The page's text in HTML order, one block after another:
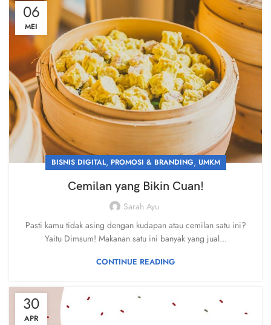
06
MEI
BISNIS DIGITAL, PROMOSI & BRANDING, UMKM
Cemilan yang Bikin Cuan!
Sarah Ayu
Pasti kamu tidak asing dengan kudapan atau cemilan satu ini?
Yaitu Dimsum! Makanan satu ini banyak yang jual...
CONTINUE READING
30
APR